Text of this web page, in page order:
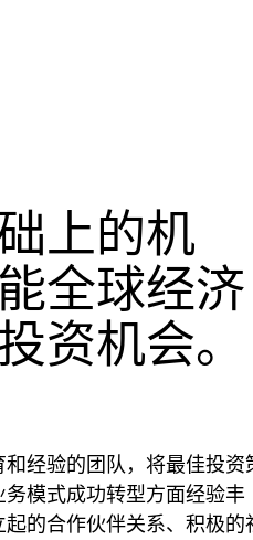
上的机
全球经济
资机会。
经验的团队，将最佳投资
模式成功转型方面经验丰
的合作伙伴关系、积极的